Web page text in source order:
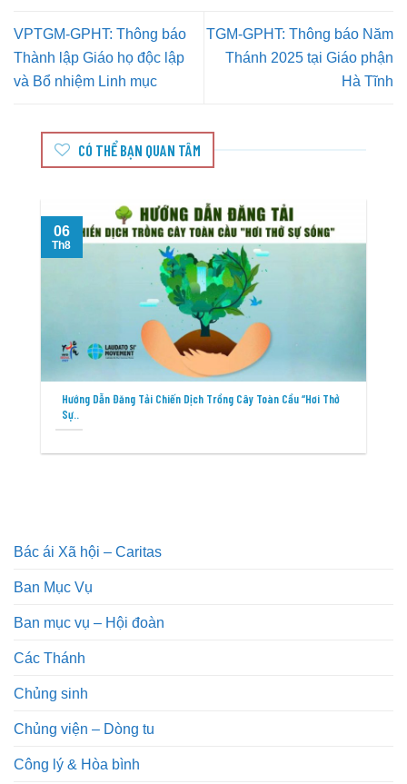
VPTGM-GPHT: Thông báo
Thành lập Giáo họ độc lập
và Bổ nhiệm Linh mục
TGM-GPHT: Thông báo Năm
Thánh 2025 tại Giáo phận
Hà Tĩnh
CÓ THỂ BẠN QUAN TÂM
Hướng Dẫn Đăng Tải Chiến Dịch Trồng Cây Toàn Cầu “Hơi Thở
Sự..
06
Th8
Bác ái Xã hội – Caritas
Ban Mục Vụ
Ban mục vụ – Hội đoàn
Các Thánh
Chủng sinh
Chủng viện – Dòng tu
Công lý & Hòa bình